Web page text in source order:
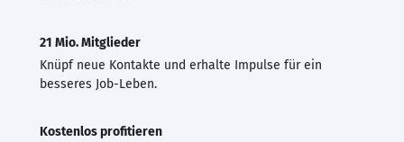
21 Mio. Mitglieder
Knüpf neue Kontakte und erhalte Impulse für ein
besseres Job-Leben.
Kostenlos profitieren